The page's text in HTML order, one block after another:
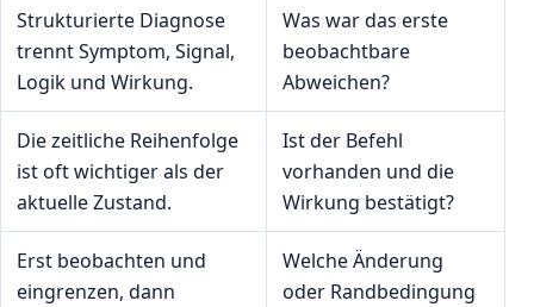
Strukturierte Diagnose
trennt Symptom, Signal,
Logik und Wirkung.
Was war das erste
beobachtbare
Abweichen?
Die zeitliche Reihenfolge
ist oft wichtiger als der
aktuelle Zustand.
Ist der Befehl
vorhanden und die
Wirkung bestätigt?
Erst beobachten und
eingrenzen, dann
Welche Änderung
oder Randbedingung